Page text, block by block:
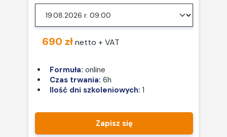
690 złnetto + VAT
Formuła: online
Czas trwania: 6h
Ilość dni szkoleniowych: 1
Zapisz się